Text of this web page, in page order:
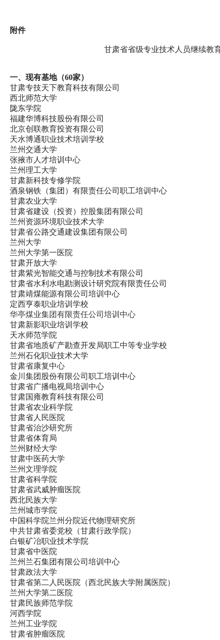
﻿附件
甘肃省省级
一、现有基地（60家）
甘肃专技天下教育科技有限公司
西北师范大学
陇东学院
福建华博科技股份有限公司
北京创联教育投资有限公司
天水博通职业技术培训学校
兰州交通大学
张掖市人才培训中心
兰州理工大学
甘肃新科技专修学院
酒泉钢铁（集团）有限责任公司职工培训中心
甘肃农业大学
甘肃省建设（投资）控股集团有限公司
兰州资源环境职业技术大学
甘肃省公路交通建设集团有限公司
兰州大学
兰州大学第一医院
甘肃开放大学
甘肃紫光智能交通与控制技术有限公司
甘肃省水利水电勘测设计研究院有限责任公司
甘肃靖煤能源有限公司培训中心
定西亨泰职业培训学校
华亭煤业集团有限责任公司培训中心
甘肃新影职业培训学校
天水师范学院
甘肃省地质矿产勘查开发局职工中等专业学校
兰州石化职业技术大学
甘肃省康复中心
金川集团股份有限公司职工培训中心
甘肃省广播电视局培训中心
甘肃国雍教育科技有限公司
甘肃省农业科学院
甘肃省人民医院
甘肃省治沙研究所
甘肃省体育局
兰州财经大学
甘肃中医药大学
兰州文理学院
甘肃省科学院
甘肃省武威肿瘤医院
西北民族大学
兰州城市学院
中国科学院兰州分院近代物理研究所
中共甘肃省委党校（甘肃行政学院）
白银矿冶职业技术学院
甘肃省中医院
兰州兰石集团有限公司培训中心
甘肃政法大学
甘肃省第二人民医院（西北民族大学附属医院）
兰州大学第二医院
甘肃民族师范学院
河西学院
兰州工业学院
甘肃省肿瘤医院